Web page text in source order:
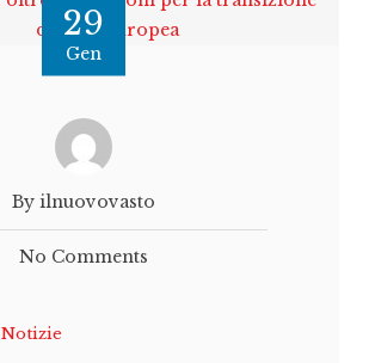
29
Gen
By ilnuovovasto
No Comments
Notizie